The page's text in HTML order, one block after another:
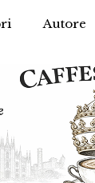
Autore